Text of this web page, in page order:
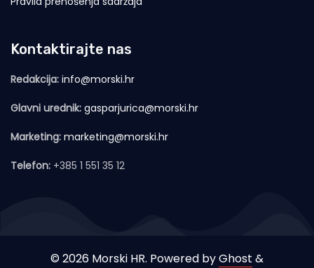
Kontaktirajte nas
Redakcija: info@morski.hr
Glavni urednik: gasparjurica@morski.hr
Marketing: marketing@morski.hr
Telefon: +385 1 551 35 12
© 2026 Morski HR. Powered byGhost &